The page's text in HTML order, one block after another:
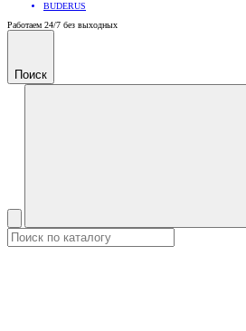
BUDERUS
Работаем 24/7 без выходных
Поиск